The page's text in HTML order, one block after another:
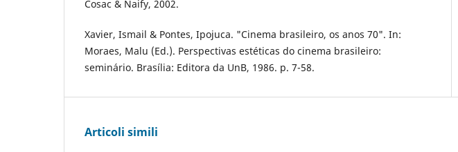
Cosac & Naify, 2002.
Xavier, Ismail & Pontes, Ipojuca. "Cinema brasileiro, os anos 70". In:
Moraes, Malu (Ed.). Perspectivas estéticas do cinema brasileiro:
seminário. Brasília: Editora da UnB, 1986. p. 7-58.
Articoli simili